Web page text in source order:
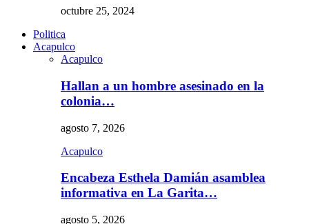
octubre 25, 2024
Politica
Acapulco
Acapulco
Hallan a un hombre asesinado en la
colonia…
agosto 7, 2026
Acapulco
Encabeza Esthela Damián asamblea
informativa en La Garita…
agosto 5, 2026